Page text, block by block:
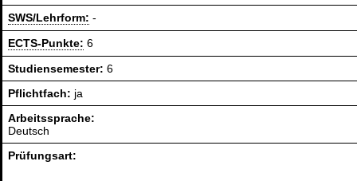
SWS/Lehrform: -
ECTS-Punkte: 6
Studiensemester:6
Pflichtfach: ja
Arbeitssprache:
Deutsch
Prüfungsart: